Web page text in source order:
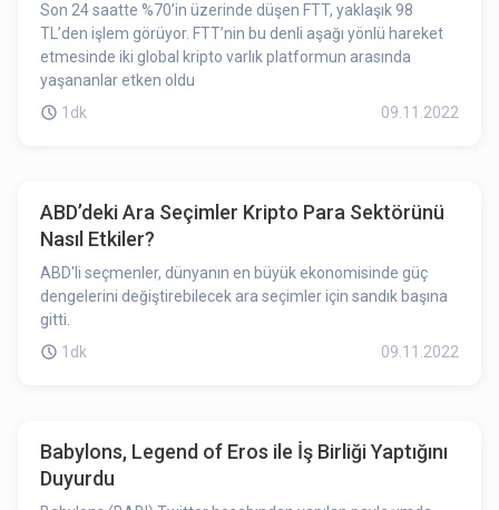
Son 24 saatte %70’in üzerinde düşen FTT, yaklaşık 98
TL’den işlem görüyor. FTT’nin bu denli aşağı yönlü hareket
etmesinde iki global kripto varlık platformun arasında
yaşananlar etken oldu
1dk
09.11.2022
ABD’deki Ara Seçimler Kripto Para Sektörünü
Nasıl Etkiler?
ABD'li seçmenler, dünyanın en büyük ekonomisinde güç
dengelerini değiştirebilecek ara seçimler için sandık başına
gitti.
1dk
09.11.2022
Babylons, Legend of Eros ile İş Birliği Yaptığını
Duyurdu